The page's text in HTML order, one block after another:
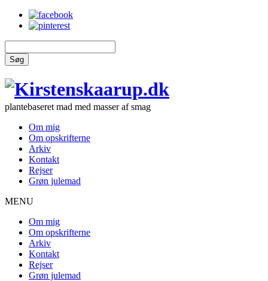
Søg
plantebaseret mad med masser af smag
Om mig
Om opskrifterne
Arkiv
Kontakt
Rejser
Grøn julemad
MENU
Om mig
Om opskrifterne
Arkiv
Kontakt
Rejser
Grøn julemad